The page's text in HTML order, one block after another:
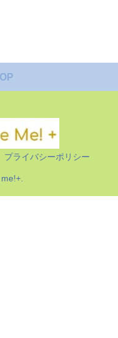
プライバシーポリシー